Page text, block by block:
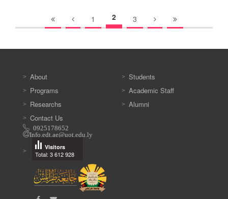
1 2 3
About
Programs
Researchs
Students
Academic Staff
Alumni
Contact Us
0925178652
Info.edt.ae@uot.edu.ly
Total: 3 612 928
Visitors